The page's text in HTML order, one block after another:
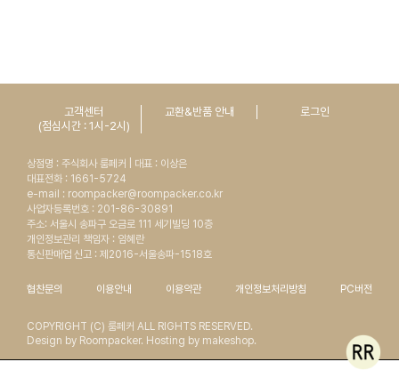
고객센터
(점심시간 : 1시-2시)
교환&반품 안내 로그인
상점명 : 주식회사 룸페커 | 대표 : 이상은
대표전화 : 1661-5724
e-mail : roompacker@roompacker.co.kr
사업자등록번호 : 201-86-30891
주소: 서울시 송파구 오금로 111 세기빌딩 10층
개인정보관리 책임자 : 임혜란
통신판매업 신고 : 제2016-서울송파-1518호
협찬문의 이용안내 이용약관 개인정보처리방침 PC버전
COPYRIGHT (C) 룸페커 ALL RIGHTS RESERVED.
Design by Roompacker. Hosting by makeshop.